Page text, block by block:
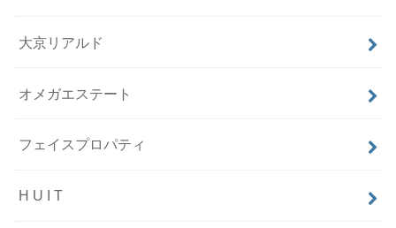
大京リアルド
オメガエステート
フェイスプロパティ
H U I T